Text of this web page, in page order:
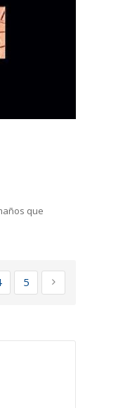
que
leyendo página
Página
5 Página
Siguiente